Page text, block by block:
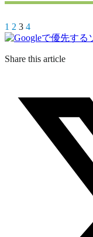
1 2 3 4
Share this article